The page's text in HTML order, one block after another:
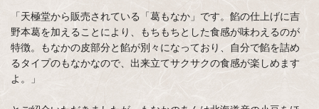
「天極堂から販売されている「葛もなか」です。餡の仕上げに吉
野本葛を加えることにより、もちもちとした食感が味わえるのが
特徴。もなかの皮部分と餡が別々になっており、自分で餡を詰め
るタイプのもなかなので、出来立てサクサクの食感が楽しめます
よ。」